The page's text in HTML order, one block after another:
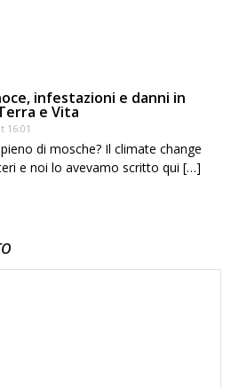
infestazioni e danni in
e Vita
16:01
di mosche? Il climate change
e noi lo avevamo scritto qui […]